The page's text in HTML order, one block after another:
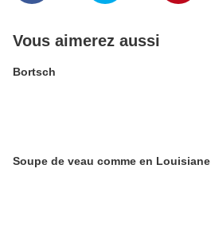
Vous aimerez aussi
Bortsch
Soupe de veau comme en Louisiane